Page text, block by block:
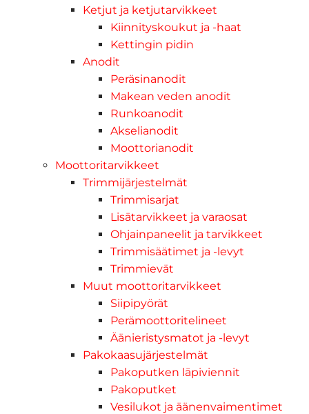
Ketjut ja ketjutarvikkeet
Kiinnityskoukut ja -haat
Kettingin pidin
Anodit
Peräsinanodit
Makean veden anodit
Runkoanodit
Akselianodit
Moottorianodit
Moottoritarvikkeet
Trimmijärjestelmät
Trimmisarjat
Lisätarvikkeet ja varaosat
Ohjainpaneelit ja tarvikkeet
Trimmisäätimet ja -levyt
Trimmievät
Muut moottoritarvikkeet
Siipipyörät
Perämoottoritelineet
Äänieristysmatot ja -levyt
Pakokaasujärjestelmät
Pakoputken läpiviennit
Pakoputket
Vesilukot ja äänenvaimentimet